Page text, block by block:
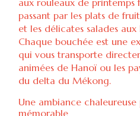
passant par les plats de
et les délicates salades aux
Chaque bouchée est une
qui vous transporte
animées de Hanoï ou les
du delta du Mékong.
Une ambiance
mémorable